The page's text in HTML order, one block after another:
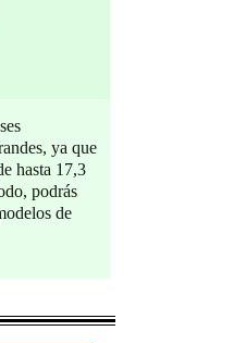
ya que
hasta 17,3
podrás
de